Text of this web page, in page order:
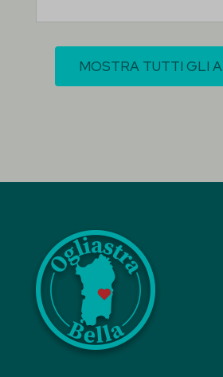
MOSTRA TUTTI GLI